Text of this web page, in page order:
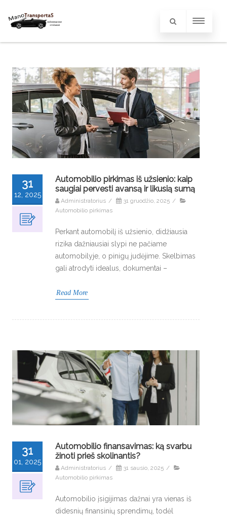
31
12, 2025
Automobilio pirkimas iš užsienio: kaip
saugiai pervesti avansą ir likusią sumą
Administratorius / 31 gruodžio, 2025 /
Automobilio pirkimas
Perkant automobilį iš užsienio, didžiausia
rizika dažniausiai slypi ne pačiame
automobilyje, o pinigų judėjime. Skelbimas
gali atrodyti idealus, dokumentai –
Read More
31
01, 2025
Automobilio finansavimas: ką svarbu
žinoti prieš skolinantis?
Administratorius / 31 sausio, 2025 /
Automobilio pirkimas
Automobilio įsigijimas dažnai yra vienas iš
didesnių finansinių sprendimų, todėl